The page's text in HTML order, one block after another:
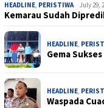
HEADLINE, PERISTIWA July 29,
Kemarau Sudah
HEADLINE,
Gema
HEADLINE,
Waspada